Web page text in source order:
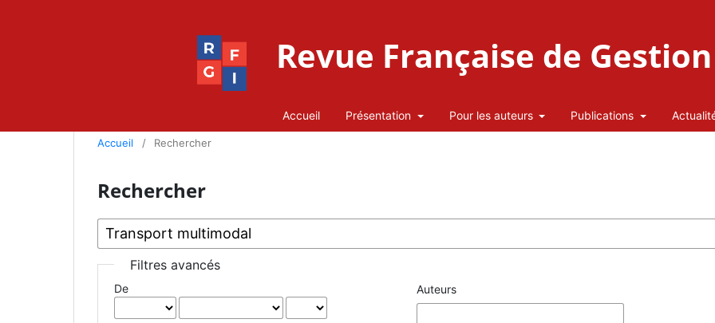
Revue Française de
Accueil Présentation Pour les auteurs Publications
Accueil / Rechercher
Rechercher
Filtres avancés
De Auteurs